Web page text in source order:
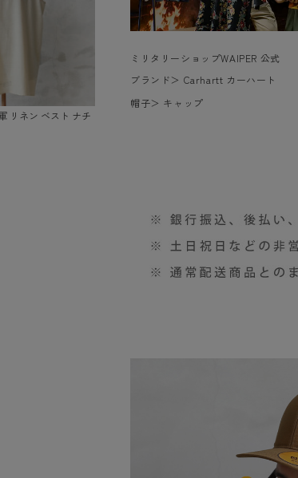
ミリタリーショップWAIPER 公式
ブランド＞ Carhartt カーハート
帽子＞ キャップ
リネン ベスト ナチ